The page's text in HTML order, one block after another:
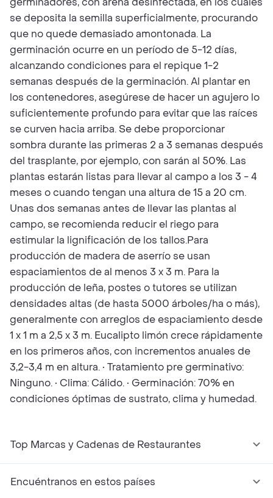
se deposita la semilla superficialmente, procurando
que no quede demasiado amontonada. La
germinación ocurre en un período de 5-12 días,
alcanzando condiciones para el repique 1-2
semanas después de la germinación. Al plantar en
los contenedores, asegúrese de hacer un agujero lo
suficientemente profundo para evitar que las raíces
se curven hacia arriba. Se debe proporcionar
sombra durante las primeras 2 a 3 semanas después
del trasplante, por ejemplo, con sarán al 50%. Las
plantas estarán listas para llevar al campo a los 3 - 4
meses o cuando tengan una altura de 15 a 20 cm.
Unas dos semanas antes de llevar las plantas al
campo, se recomienda reducir el riego para
estimular la lignificación de los tallos.Para
producción de madera de aserrío se usan
espaciamientos de al menos 3 x 3 m. Para la
producción de leña, postes o tutores se utilizan
densidades altas (de hasta 5000 árboles/ha o más),
generalmente con arreglos de espaciamiento desde
1 x 1 m a 2,5 x 3 m. Eucalipto limón crece rápidamente
en los primeros años, con incrementos anuales de
3,2-3,4 m en altura. • Tratamiento pre germinativo:
Ninguno. • Clima: Cálido. • Germinación: 70% en
condiciones óptimas de sustrato, clima y humedad.
Top Marcas y Cadenas de Restaurantes
Encuéntranos en estos países